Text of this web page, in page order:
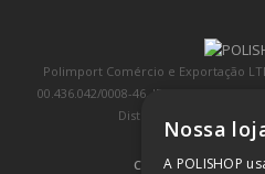
Polimport Comércio e Exportação
00.436.042/0008-46, IE
Distrito Industrial, Jundiaí/
COMPRA 100%
Nossa
A POLISHOP